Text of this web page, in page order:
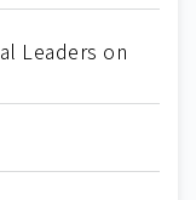
Leaders on